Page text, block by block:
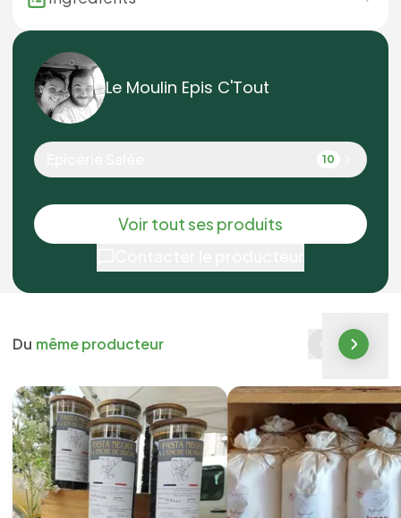
Le Moulin Epis C'Tout
10
Voir tout ses produits
Du même producteur